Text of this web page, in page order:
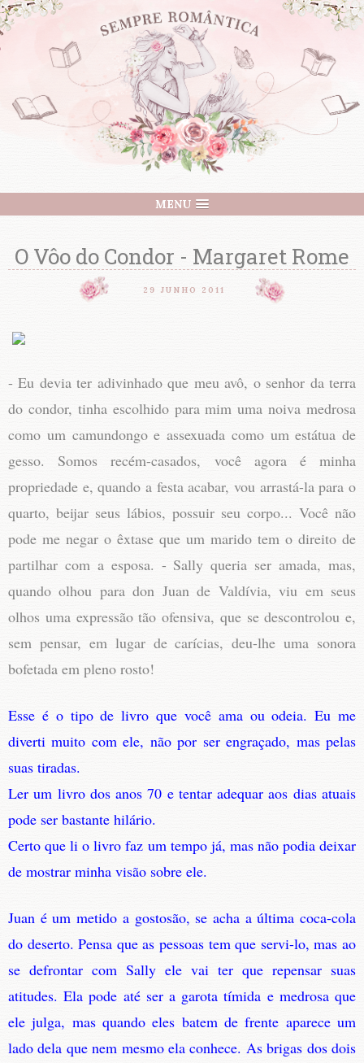
MENU
O Vôo do Condor - Margaret Rome
29 JUNHO 2011
- Eu devia ter adivinhado que meu avô, o senhor da terra
do condor, tinha escolhido para mim uma noiva medrosa
como um camundongo e assexuada como um estátua de
gesso. Somos recém-casados, você agora é minha
propriedade e, quando a festa acabar, vou arrastá-la para o
quarto, beijar seus lábios, possuir seu corpo... Você não
pode me negar o êxtase que um marido tem o direito de
partilhar com a esposa. - Sally queria ser amada, mas,
quando olhou para don Juan de Valdívia, viu em seus
olhos uma expressão tão ofensiva, que se descontrolou e,
sem pensar, em lugar de carícias, deu-lhe uma sonora
bofetada em pleno rosto!
Esse é o tipo de livro que você ama ou odeia. Eu me
diverti muito com ele, não por ser engraçado, mas pelas
suas tiradas.
Ler um livro dos anos 70 e tentar adequar aos dias atuais
pode ser bastante hilário.
Certo que li o livro faz um tempo já, mas não podia deixar
de mostrar minha visão sobre ele.
Juan é um metido a gostosão, se acha a última coca-cola
do deserto. Pensa que as pessoas tem que servi-lo, mas ao
se defrontar com Sally ele vai ter que repensar suas
atitudes. Ela pode até ser a garota tímida e medrosa que
ele julga, mas quando eles batem de frente aparece um
lado dela que nem mesmo ela conhece. As brigas dos dois